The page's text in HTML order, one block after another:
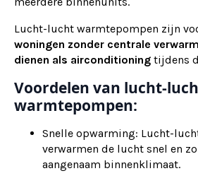
Lucht-lucht warmtepompen zijn
woningen zonder centrale
dienen als airconditioning tijdens
Voordelen van lucht-
warmtepompen:
Snelle opwarming: Lucht-
verwarmen de lucht snel en
aangenaam binnenklimaat.